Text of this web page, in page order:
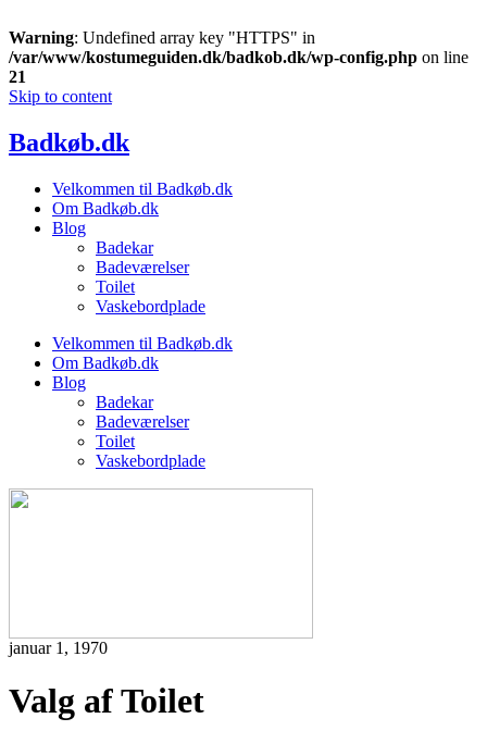
Warning: Undefined array key "HTTPS" in
/var/www/kostumeguiden.dk/badkob.dk/wp-config.php on line
21
Skip to content
Badkøb.dk
Velkommen til Badkøb.dk
Om Badkøb.dk
Blog
Badekar
Badeværelser
Toilet
Vaskebordplade
Velkommen til Badkøb.dk
Om Badkøb.dk
Blog
Badekar
Badeværelser
Toilet
Vaskebordplade
januar 1, 1970
Valg af Toilet